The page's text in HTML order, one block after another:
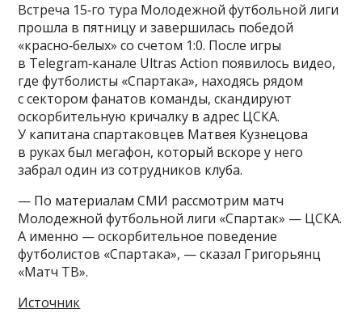
Встреча 15‑го тура Молодежной футбольной лиги
прошла в пятницу и завершилась победой
«красно‑белых» со счетом 1:0. После игры
в Telegram‑канале Ultras Action появилось видео,
где футболисты «Спартака», находясь рядом
с сектором фанатов команды, скандируют
оскорбительную кричалку в адрес ЦСКА.
У капитана спартаковцев Матвея Кузнецова
в руках был мегафон, который вскоре у него
забрал один из сотрудников клуба.
— По материалам СМИ рассмотрим матч
Молодежной футбольной лиги «Спартак» — ЦСКА.
А именно — оскорбительное поведение
футболистов «Спартака», — сказал Григорьянц
«Матч ТВ».
Источник